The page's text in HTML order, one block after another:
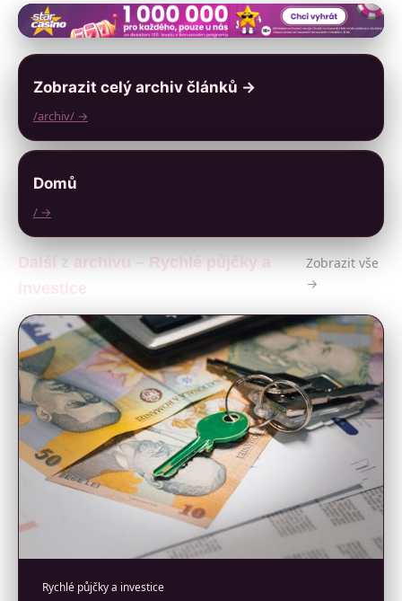
Zobrazit celý archiv článků →
/archiv/ →
Domů
/ →
Další z archivu – Rychlé půjčky a
investice
Zobrazit vše
→
Rychlé půjčky a investice